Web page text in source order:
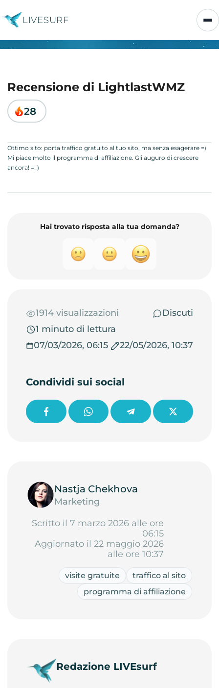
LIVESURF
Recensione di LightlastWMZ
28
Ottimo sito: porta traffico gratuito al tuo sito, ma senza esagerare =)
Mi piace molto il programma di affiliazione. Gli auguro di crescere
ancora! =_)
Hai trovato risposta alla tua domanda?
1914 visualizzazioni
Discuti
1 minuto di lettura
07/03/2026, 06:15
22/05/2026, 10:37
Condividi sui social
Nastja Chekhova
Marketing
Scritto il 7 marzo 2026 alle ore
06:15
Aggiornato il 22 maggio 2026
alle ore 10:37
visite gratuite
traffico al sito
programma di affiliazione
Redazione LIVEsurf